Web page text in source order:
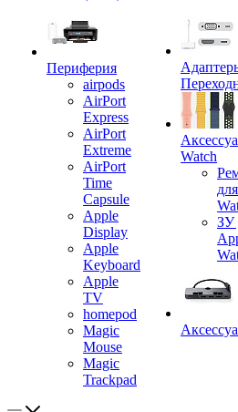
Периферия
airpods
AirPort
Express
AirPort
Extreme
AirPort
Time
Capsule
Apple
Display
Apple
Keyboard
Apple
TV
homepod
Magic
Mouse
Magic
Trackpad
Watch
ЗУ